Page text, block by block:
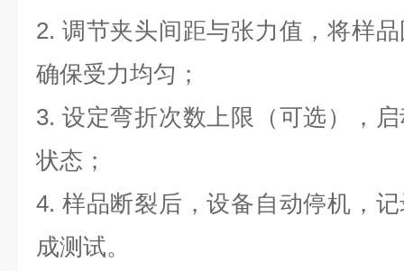
2. 调节夹头间距与张力值，将样
确保受力均匀；
3. 设定弯折次数上限（可选），
状态；
4. 样品断裂后，设备自动停机，
成测试。